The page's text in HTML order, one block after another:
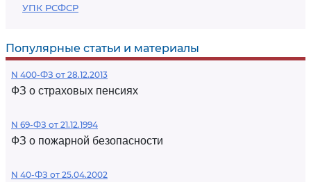
УПК РСФСР
Популярные статьи и материалы
N 400-ФЗ от 28.12.2013
ФЗ о страховых пенсиях
N 69-ФЗ от 21.12.1994
ФЗ о пожарной безопасности
N 40-ФЗ от 25.04.2002